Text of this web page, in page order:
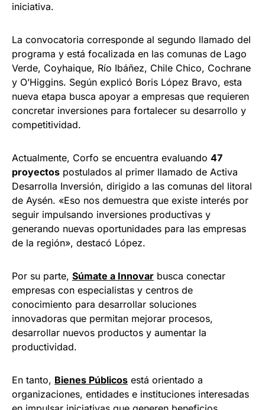
iniciativa.
La convocatoria corresponde al segundo llamado del
programa y está focalizada en las comunas de Lago
Verde, Coyhaique, Río Ibáñez, Chile Chico, Cochrane
y O’Higgins. Según explicó Boris López Bravo, esta
nueva etapa busca apoyar a empresas que requieren
concretar inversiones para fortalecer su desarrollo y
competitividad.
Actualmente, Corfo se encuentra evaluando 47
proyectos postulados al primer llamado de Activa
Desarrolla Inversión, dirigido a las comunas del litoral
de Aysén. «Eso nos demuestra que existe interés por
seguir impulsando inversiones productivas y
generando nuevas oportunidades para las empresas
de la región», destacó López.
Por su parte, Súmate a Innovar busca conectar
empresas con especialistas y centros de
conocimiento para desarrollar soluciones
innovadoras que permitan mejorar procesos,
desarrollar nuevos productos y aumentar la
productividad.
En tanto, Bienes Públicos está orientado a
organizaciones, entidades e instituciones interesadas